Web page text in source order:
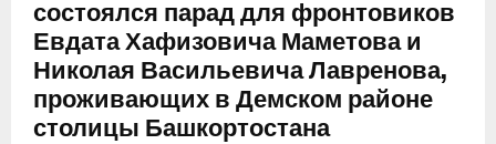
состоялся парад для фронтовиков
Евдата Хафизовича Маметова и
Николая Васильевича Лавренова,
проживающих в Демском районе
столицы Башкортостана